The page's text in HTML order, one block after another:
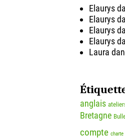
Elaurys
Elaurys
Elaurys
Elaurys
Laura
anglais
Bretagne
compte charte